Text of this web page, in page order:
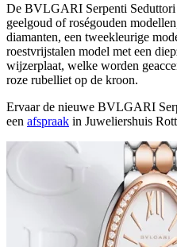
De BVLGARI Serpenti
geelgoud of roségouden
diamanten, een tweekleurige
roestvrijstalen model met een
wijzerplaat, welke worden
roze rubelliet op de kroon.
Ervaar de nieuwe BVLGARI
een afspraak in Juweliershuis